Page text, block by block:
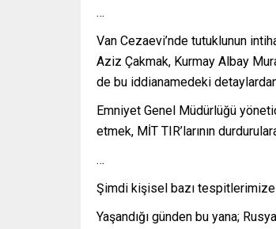
…
Van Cezaevi’nde tutuklunun
Aziz Çakmak, Kurmay Albay
de bu iddianamedeki detaylardan
Emniyet Genel Müdürlüğü
etmek, MİT TIR’larının
…
Şimdi kişisel bazı
Yaşandığı günden bu yana;